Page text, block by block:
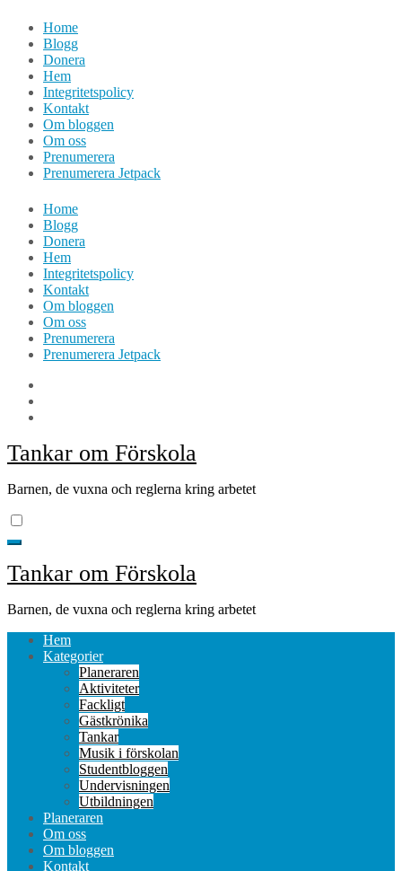
Hoppa
innehåll
Home
Blogg
Donera
Hem
Integritetspolicy
Kontakt
Om bloggen
Om oss
Prenumerera
Prenumerera Jetpack
Home
Blogg
Donera
Hem
Integritetspolicy
Kontakt
Om bloggen
Om oss
Prenumerera
Prenumerera Jetpack
Tankar om Förskola
Barnen, de vuxna och reglerna kring arbetet
Tankar om Förskola
Barnen, de vuxna och reglerna kring arbetet
Hem
Kategorier
Planeraren
Aktiviteter
Fackligt
Gästkrönika
Tankar
Musik i förskolan
Studentbloggen
Undervisningen
Utbildningen
Planeraren
Om oss
Om bloggen
Kontakt